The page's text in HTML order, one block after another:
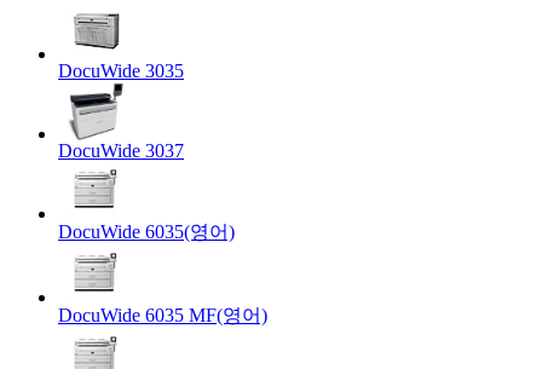
DocuWide 3035
DocuWide 3037
DocuWide 6035(영어)
DocuWide 6035 MF(영어)